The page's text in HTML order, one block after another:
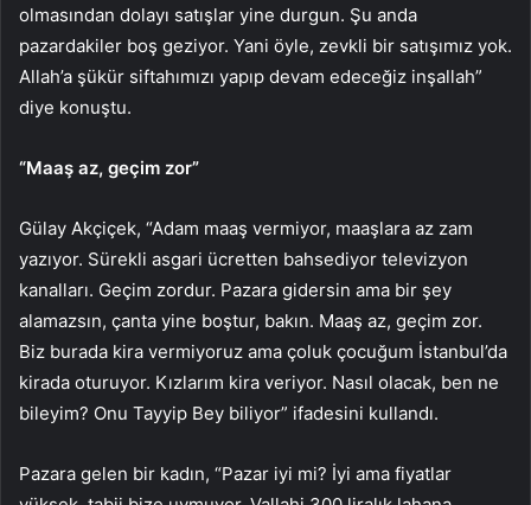
olmasından dolayı satışlar yine durgun. Şu anda
pazardakiler boş geziyor. Yani öyle, zevkli bir satışımız yok.
Allah’a şükür siftahımızı yapıp devam edeceğiz inşallah”
diye konuştu.
“Maaş az, geçim zor”
Gülay Akçiçek, “Adam maaş vermiyor, maaşlara az zam
yazıyor. Sürekli asgari ücretten bahsediyor televizyon
kanalları. Geçim zordur. Pazara gidersin ama bir şey
alamazsın, çanta yine boştur, bakın. Maaş az, geçim zor.
Biz burada kira vermiyoruz ama çoluk çocuğum İstanbul’da
kirada oturuyor. Kızlarım kira veriyor. Nasıl olacak, ben ne
bileyim? Onu Tayyip Bey biliyor” ifadesini kullandı.
Pazara gelen bir kadın, “Pazar iyi mi? İyi ama fiyatlar